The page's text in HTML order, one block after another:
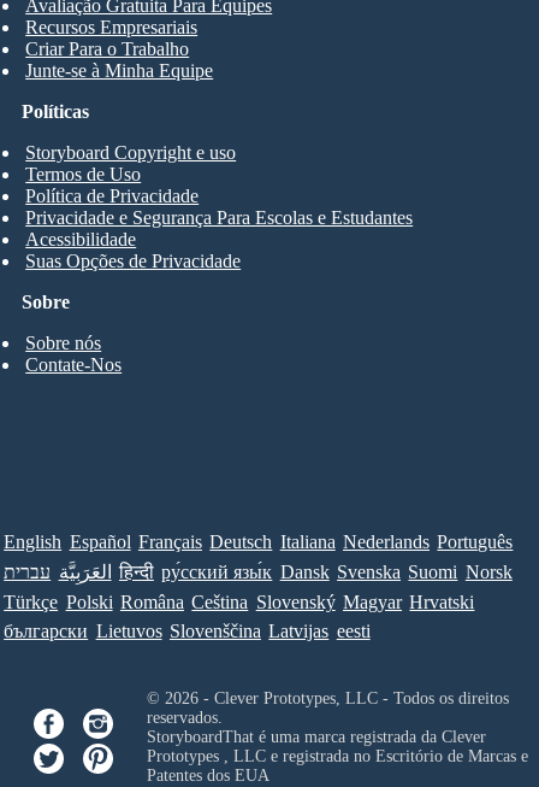
Avaliação Gratuita Para Equipes
Recursos Empresariais
Criar Para o Trabalho
Junte-se à Minha Equipe
Sobre
Sobre nós
Contate-Nos
Políticas
Storyboard Copyright e uso
Termos de Uso
Política de Privacidade
Privacidade e Segurança Para Escolas e Estudantes
Acessibilidade
Suas Opções de Privacidade
English Español Français Deutsch Italiana Nederlands Português
עברית العَرَبِيَّة हिन्दी ру́сский язы́к Dansk Svenska Suomi Norsk
Türkçe Polski Româna Ceština Slovenský Magyar Hrvatski
български Lietuvos Slovenščina Latvijas eesti
© 2026 - Clever Prototypes, LLC - Todos os direitos
reservados.
StoryboardThat é uma marca registrada da Clever
Prototypes , LLCe registrada no Escritório de Marcas e
Patentes dos EUA